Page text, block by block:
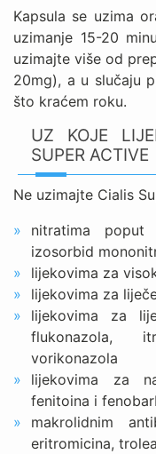
Kapsula se uzima
uzimanje 15-20
uzimajte više od
20mg), a u slučaju
što kraćem roku.
UZ KOJE
SUPER ACTIVE
Ne uzimajte Cialis
nitratima
izosorbid
lijekovima za
lijekovima za
lijekovima za
flukonazola,
vorikonazola
lijekovima za
fenitoina i
makrolidnim
eritromicina,